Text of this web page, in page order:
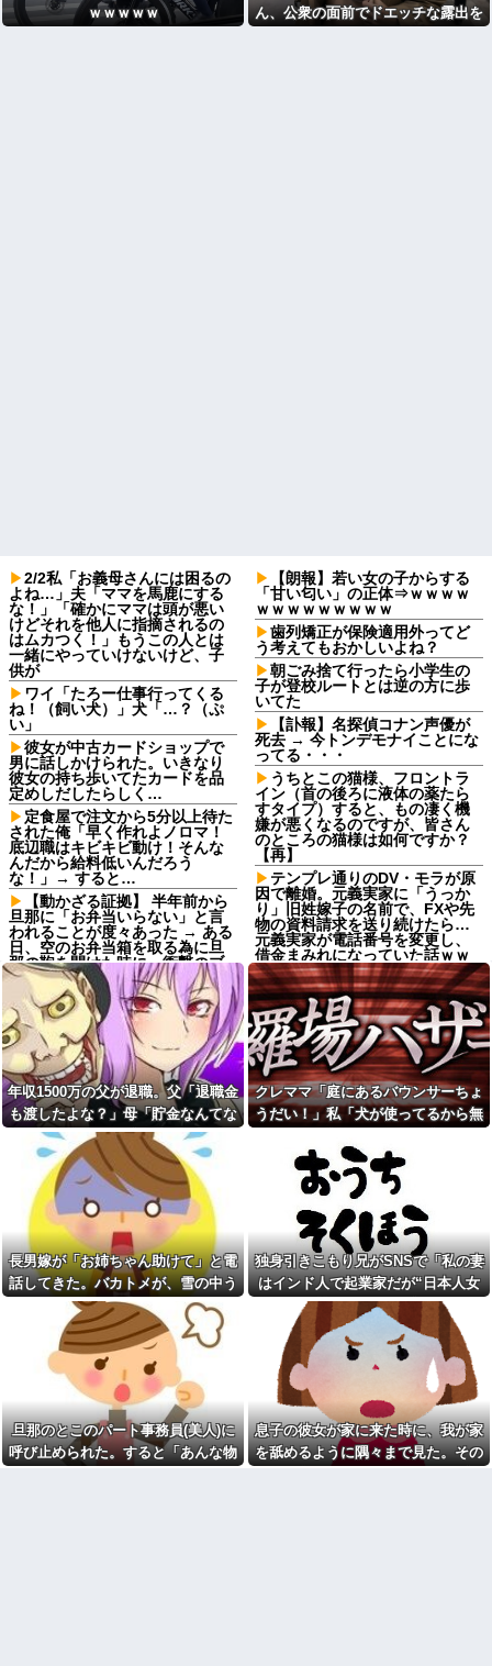
ｗｗｗｗｗ
ん、公衆の面前でドエッチな露出を
2/2私「お義母さんには困るの
よね…」夫「ママを馬鹿にする
な！」「確かにママは頭が悪い
けどそれを他人に指摘されるの
はムカつく！」もうこの人とは
一緒にやっていけないけど、子
供が
ワイ「たろー仕事行ってくる
ね！（飼い犬）」犬「…？（ぷ
い」
彼女が中古カードショップで
男に話しかけられた。いきなり
彼女の持ち歩いてたカードを品
定めしだしたらしく…
定食屋で注文から5分以上待た
された俺「早く作れよノロマ！
底辺職はキビキビ動け！そんな
んだから給料低いんだろう
な！」→ すると…
【動かざる証拠】 半年前から
旦那に「お弁当いらない」と言
われることが度々あった → ある
日、空のお弁当箱を取る為に旦
那の鞄を開けた時に、衝撃のブ
ツを発見してしまう…
年収1500万の父が退職。父
「退職金も渡したよな？」母
「貯金なんてないよー」父「全
部なくなったの！？」→予想外
の返事に家族騒然となり…
【後編】俺の娘の結婚が破談
に。だが彼氏は「2000万の土
地」を購入。こじれた二人は想
像以上の修羅場に
担当氏が自分の仕事を把握せ
ず無駄な指示出すってなに？非
常識
私「妊娠しました」義弟嫁
「そんなの認めない！」→お祝
いムードのはずが階段でまさか
の出来事が起きて…
クレママ「庭にあるバウンサ
ーちょうだい！」私「犬が使っ
てるから無理です」→断った数
日後、庭からまさかの物音が…
【前編】俺の娘の結婚が破談
に。だが彼氏は「2000万の土
地」を購入。こじれた二人は想
像以上の修羅場に
クレママ「庭にあるバウンサ
ーちょうだい！」私「犬が使っ
てるから無理です」→断った数
日後、庭からまさかの物音が…
【朗報】若い女の子からする
「甘い匂い」の正体⇒ｗｗｗｗ
ｗｗｗｗｗｗｗｗｗ
歯列矯正が保険適用外ってど
う考えてもおかしいよね？
朝ごみ捨て行ったら小学生の
子が登校ルートとは逆の方に歩
いてた
【訃報】名探偵コナン声優が
死去 → 今トンデモナイことにな
ってる・・・
うちとこの猫様、フロントラ
イン（首の後ろに液体の薬たら
すタイプ）すると、もの凄く機
嫌が悪くなるのですが、皆さん
のところの猫様は如何ですか？
【再】
テンプレ通りのDV・モラが原
因で離婚。元義実家に「うっか
り」旧姓嫁子の名前で、FXや先
物の資料請求を送り続けたら…
元義実家が電話番号を変更し、
借金まみれになっていた話ｗｗ
ｗｗｗ
彼氏「俺の親は毒親。だから
結婚しても一切関わらなくてい
い」私「うん」彼氏「そのかわ
り俺もお前の親と一切関わらな
い。結婚の挨拶にも行かない」
私「えっ」
【高評価】戌神ころねと楽し
む『めっちゃカメレオン』の爆
笑プレイ
ワイモバイル、オンラインス
トア誕生感謝祭を開始。認定中
古iPhone SE3が3980円、
Androidも特価
【画像】お前らこの超美人容
疑者が、整形か否か判定し
て！！→画像がこちらw w w w
w w w w w w他
人の睡眠と食事に過剰に口を
出してくる母親と彼氏うるさ
い…薬を飲まないと眠れない苦
しさも知らないくせに「薬やめ
な」、食べたくない時に「一口
食べて」としつこい無神経すぎ
る！！
サボっててツケが回ってきた
事
急いで曲がり角を曲がったと
き、すごい衝撃を受けてリアル
に2ｍくらいふっとんだ
年収1500万の父が退職。父「退職金
も渡したよな？」母「貯金なんてな
いよー」父「全部なくなった
の！？」→予想外の返事に家族騒然
となり…
クレママ「庭にあるバウンサーちょ
うだい！」私「犬が使ってるから無
さかの物音が…
長男嫁が「お姉ちゃん助けて」と電
話してきた。バカトメが、雪の中う
ちの息子に会いに来ようとしたらし
く...
独身引きこもり兄がSNSで「私の妻
はインド人で起業家だが“日本人女
性は男に甘えている”と言っていま
す。日本に女性差別はありません」
って発信したらどうしよう
旦那のとこのパート事務員(美人)に
呼び止められた。すると「あんな物
息子の彼女が家に来た時に、我が家
を舐めるように隅々まで見た。その